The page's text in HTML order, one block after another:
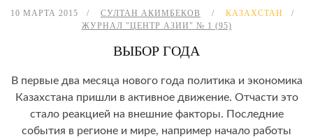
10 МАРТА 2015 СУЛТАН АКИМБЕКОВ
КАЗАХСТАН
ЖУРНАЛ "ЦЕНТР АЗИИ" № 1 (95)
ВЫБОР ГОДА
В первые два месяца нового года политика и экономика
Казахстана пришли в активное движение. Отчасти это
стало реакцией на внешние факторы. Последние
события в регионе и мире, например начало работы